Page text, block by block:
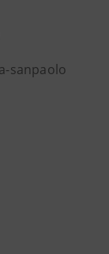
sanpaolo